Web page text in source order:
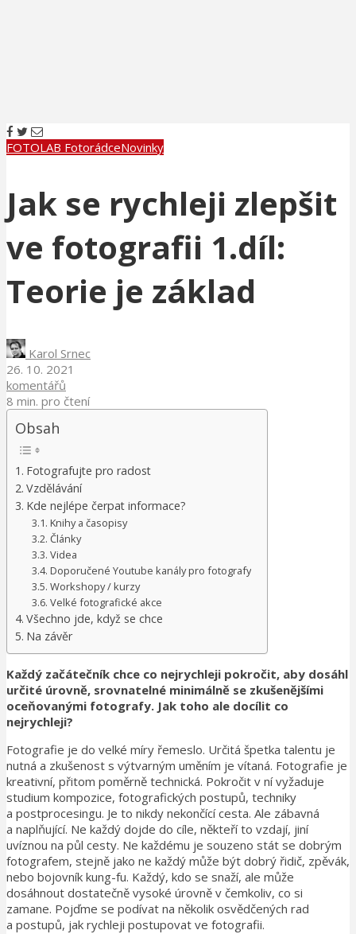
FOTOLAB FotorádceNovinky
Jak se rychleji zlepšit
ve fotografii 1.díl:
Teorie je základ
Karol Srnec
26. 10. 2021
komentářů
8 min. pro čtení
Obsah
Fotografujte pro radost
Vzdělávání
Kde nejlépe čerpat informace?
Knihy a časopisy
Články
Videa
Doporučené Youtube kanály pro fotografy
Workshopy / kurzy
Velké fotografické akce
Všechno jde, když se chce
Na závěr
Každý začátečník chce co nejrychleji pokročit, aby dosáhl
určité úrovně, srovnatelné minimálně se zkušenějšími
oceňovanými fotografy. Jak toho ale docílit co
nejrychleji?
Fotografie je do velké míry řemeslo. Určitá špetka talentu je
nutná a zkušenost s výtvarným uměním je vítaná. Fotografie je
kreativní, přitom poměrně technická. Pokročit v ní vyžaduje
studium kompozice, fotografických postupů, techniky
a postprocesingu. Je to nikdy nekončící cesta. Ale zábavná
a naplňující. Ne každý dojde do cíle, někteří to vzdají, jiní
uvíznou na půl cesty. Ne každému je souzeno stát se dobrým
fotografem, stejně jako ne každý může být dobrý řidič, zpěvák,
nebo bojovník kung-fu. Každý, kdo se snaží, ale může
dosáhnout dostatečně vysoké úrovně v čemkoliv, co si
zamane. Pojďme se podívat na několik osvědčených rad
a postupů, jak rychleji postupovat ve fotografii.